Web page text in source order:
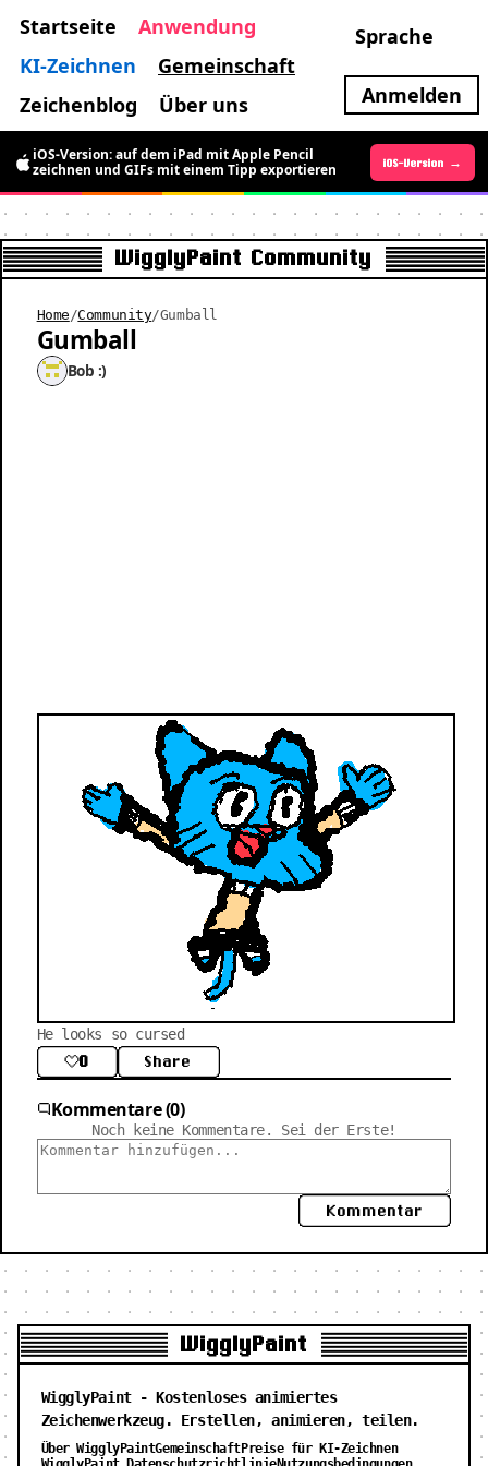
Startseite
Anwendung
KI-Zeichnen
Gemeinschaft
Zeichenblog
Über uns
Sprache
Anmelden
Android-Version →
iOS-Version: auf dem iPad mit Apple Pencil
zeichnen und GIFs mit einem Tipp exportieren
iOS-Version →
WigglyPaint Community
Home /Community/Gumball
Gumball
Bob :)
He looks so cursed
0 Share
Kommentare (0)
Noch keine Kommentare. Sei der Erste!
Kommentar
WigglyPaint
WigglyPaint - Kostenloses animiertes
Zeichenwerkzeug. Erstellen, animieren, teilen.
Über WigglyPaintGemeinschaftPreise für KI-Zeichnen